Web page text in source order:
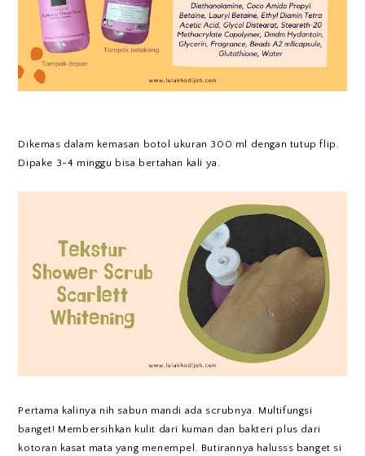
Dikemas dalam kemasan botol ukuran 300 ml dengan tutup flip.
Dipake 3-4 minggu bisa bertahan kali ya.
Pertama kalinya nih sabun mandi ada scrubnya. Multifungsi
banget! Membersihkan kulit dari kuman dan bakteri plus dari
kotoran kasat mata yang menempel. Butirannya halusss banget si